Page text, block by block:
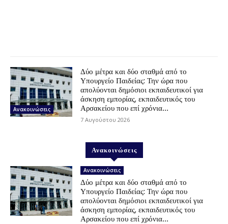
Ανακοινώσεις
Δύο μέτρα και δύο σταθμά από το
Υπουργείο Παιδείας: Την ώρα που
απολύονται δημόσιοι εκπαιδευτικοί για
άσκηση εμπορίας, εκπαιδευτικός του
Αρσακείου που επί χρόνια...
7 Αυγούστου 2026
Ανακοινώσεις
Ανακοινώσεις
Δύο μέτρα και δύο σταθμά από το
Υπουργείο Παιδείας: Την ώρα που
απολύονται δημόσιοι εκπαιδευτικοί για
άσκηση εμπορίας, εκπαιδευτικός του
Αρσακείου που επί χρόνια...